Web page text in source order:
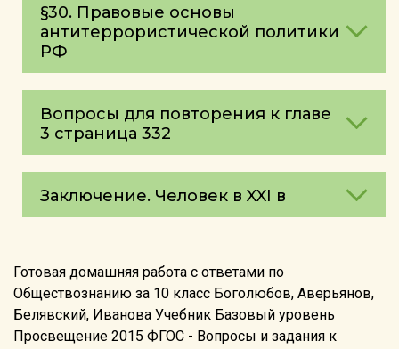
§30. Правовые основы
антитеррористической политики
РФ
Вопросы для повторения к главе
3 страница 332
Заключение. Человек в XXI в
Готовая домашняя работа с ответами по
Обществознанию за 10 класс Боголюбов, Аверьянов,
Белявский, Иванова Учебник Базовый уровень
Просвещение 2015 ФГОС - Вопросы и задания к